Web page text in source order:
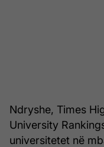
Ndryshe, Times
University
universitetet në